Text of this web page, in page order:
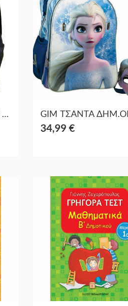
GIM ΣΑΚΙΔΙΟ 2ΘΕΣΕΩΝ NERF BLAST ΔΗΜΟΤΙΚΟΥ
34,99 €